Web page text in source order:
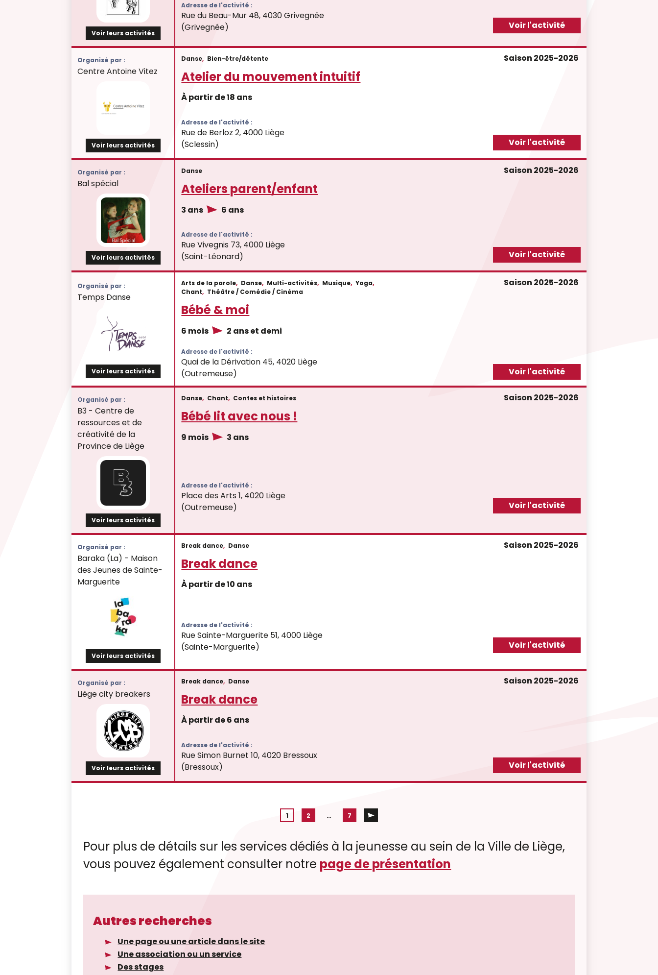
Voir leurs activités
Adresse de l'activité :
Rue du Beau-Mur 48, 4030 Grivegnée
(Grivegnée)
Voir l'activité
Organisé par :
Centre Antoine Vitez
Voir leurs activités
Danse, Bien-être/détente Saison 2025-2026
Atelier du mouvement intuitif
À partir de 18 ans
Adresse de l'activité :
Rue de Berloz 2, 4000 Liège
(Sclessin)
Voir l'activité
Organisé par :
Bal spécial
Voir leurs activités
Danse Saison 2025-2026
Ateliers parent/enfant
3 ans 6 ans
Adresse de l'activité :
Rue Vivegnis 73, 4000 Liège
(Saint-Léonard)
Voir l'activité
Organisé par :
Temps Danse
Voir leurs activités
Arts de la parole, Danse, Multi-activités, Musique, Yoga,
Chant, Théâtre / Comédie / Cinéma
Saison 2025-2026
Bébé & moi
6 mois 2 ans et demi
Adresse de l'activité :
Quai de la Dérivation 45, 4020 Liège
(Outremeuse)
Voir l'activité
Organisé par :
B3 - Centre de
ressources et de
créativité de la
Province de Liège
Voir leurs activités
Danse, Chant, Contes et histoires Saison 2025-2026
Bébé lit avec nous !
9 mois 3 ans
Adresse de l'activité :
Place des Arts 1, 4020 Liège
(Outremeuse)
Voir l'activité
Organisé par :
Baraka (La) - Maison
des Jeunes de Sainte-
Marguerite
Voir leurs activités
Break dance, Danse Saison 2025-2026
Break dance
À partir de 10 ans
Adresse de l'activité :
Rue Sainte-Marguerite 51, 4000 Liège
(Sainte-Marguerite)
Voir l'activité
Organisé par :
Liège city breakers
Voir leurs activités
Break dance, Danse Saison 2025-2026
Break dance
À partir de 6 ans
Adresse de l'activité :
Rue Simon Burnet 10, 4020 Bressoux
(Bressoux)
Voir l'activité
1 2 … 7
Pour plus de détails sur les services dédiés à la jeunesse au sein de la Ville de Liège,
vous pouvez également consulter notre page de présentation
Autres recherches
Une page ou une article dans le site
Une association ou un service
Des stages